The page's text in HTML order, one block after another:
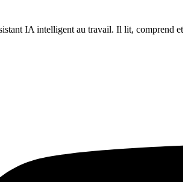
IA intelligent au travail. Il lit, comprend et